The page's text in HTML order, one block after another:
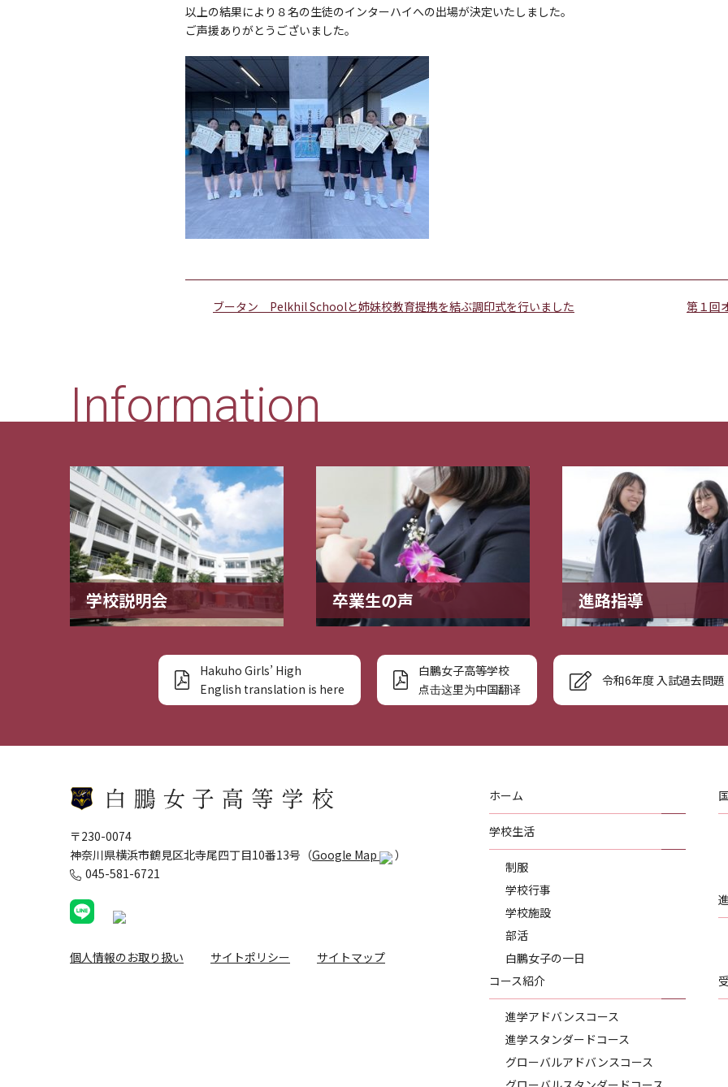
以上の結果により８名の生徒のインターハイへの出場が決定いたしました。
ご声援ありがとうございました。
ブータン Pelkhil Schoolと姉妹校教育提携を結ぶ調印式を行いました 第１回
Information
学校説明会 卒業生の声 進路指導
Hakuho Girls’ High
English translation is here
白鵬女子高等学校
点击这里为中国翻译
令和6年度 入試過去問題
〒230-0074
神奈川県横浜市鶴見区北寺尾四丁目10番13号（Google Map
）
045-581-6721
個人情報のお取り扱い サイトポリシー サイトマップ
ホーム
学校生活
制服
学校行事
学校施設
部活
白鵬女子の一日
コース紹介
進学アドバンスコース
進学スタンダードコース
グローバルアドバンスコース